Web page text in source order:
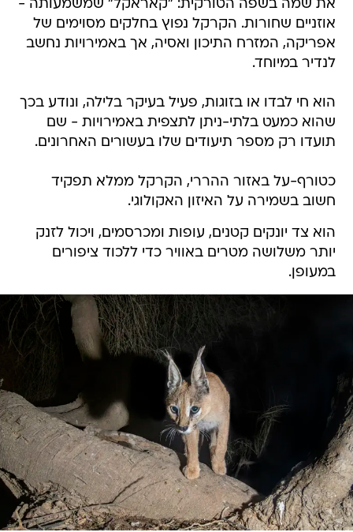
את שמה בשפה הטורקית: "קאראקל" שמשמעותה -
אוזניים שחורות. הקרקל נפוץ בחלקים מסוימים של
אפריקה, המזרח התיכון ואסיה, אך באמירויות נחשב
לנדיר במיוחד.
הוא חי לבדו או בזוגות, פעיל בעיקר בלילה, ונודע בכך
שהוא כמעט בלתי-ניתן לתצפית באמירויות - שם
תועדו רק מספר תיעודים שלו בעשורים האחרונים.
כטורף-על באזור ההררי, הקרקל ממלא תפקיד
חשוב בשמירה על האיזון האקולוגי.
הוא צד יונקים קטנים, עופות ומכרסמים, ויכול לזנק
יותר משלושה מטרים באוויר כדי ללכוד ציפורים
במעופן.